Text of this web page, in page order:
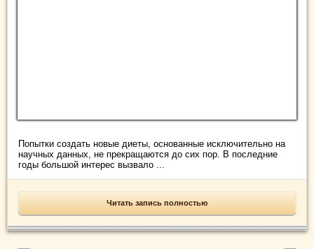
Попытки создать новые диеты, основанные исключительно на
научных данных, не прекращаются до сих пор. В последние
годы большой интерес вызвало ...
Читать запись полностью